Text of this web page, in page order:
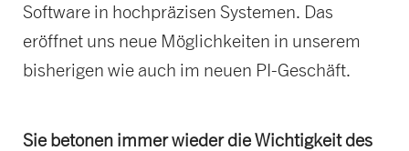
Software in hochpräzisen Systemen. Das
eröffnet uns neue Möglichkeiten in unserem
bisherigen wie auch im neuen PI-Geschäft.
Sie betonen immer wieder die Wichtigkeit des